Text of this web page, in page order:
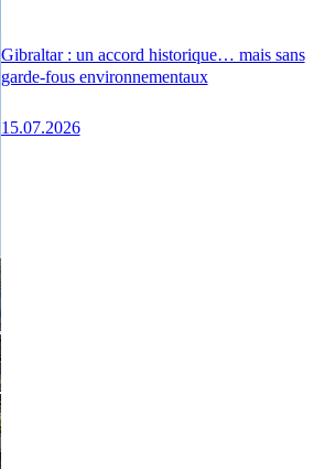
Gibraltar : un accord historique… mais sans
garde-fous environnementaux
15.07.2026